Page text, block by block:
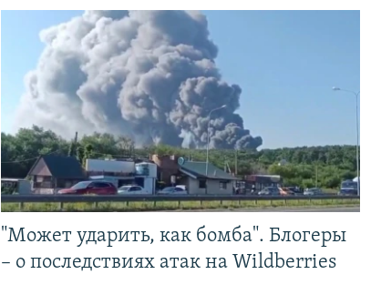
"Может ударить, как бомба". Блогеры
– о последствиях атак на Wildberries